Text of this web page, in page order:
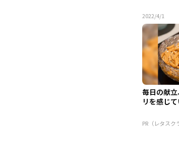
2022/4/1
毎日の献
リを感じ
PR（レタスク